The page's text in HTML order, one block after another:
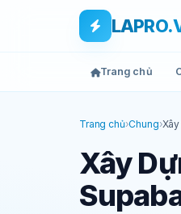
Skip to main content
Bỏ qua tới nội dung
Trang chủ
Trang chủ›Chung›
Xây